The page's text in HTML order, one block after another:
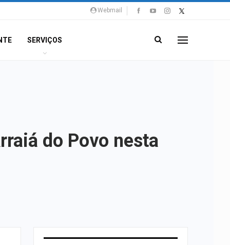
Webmail
SERVIÇOS
do Povo nesta